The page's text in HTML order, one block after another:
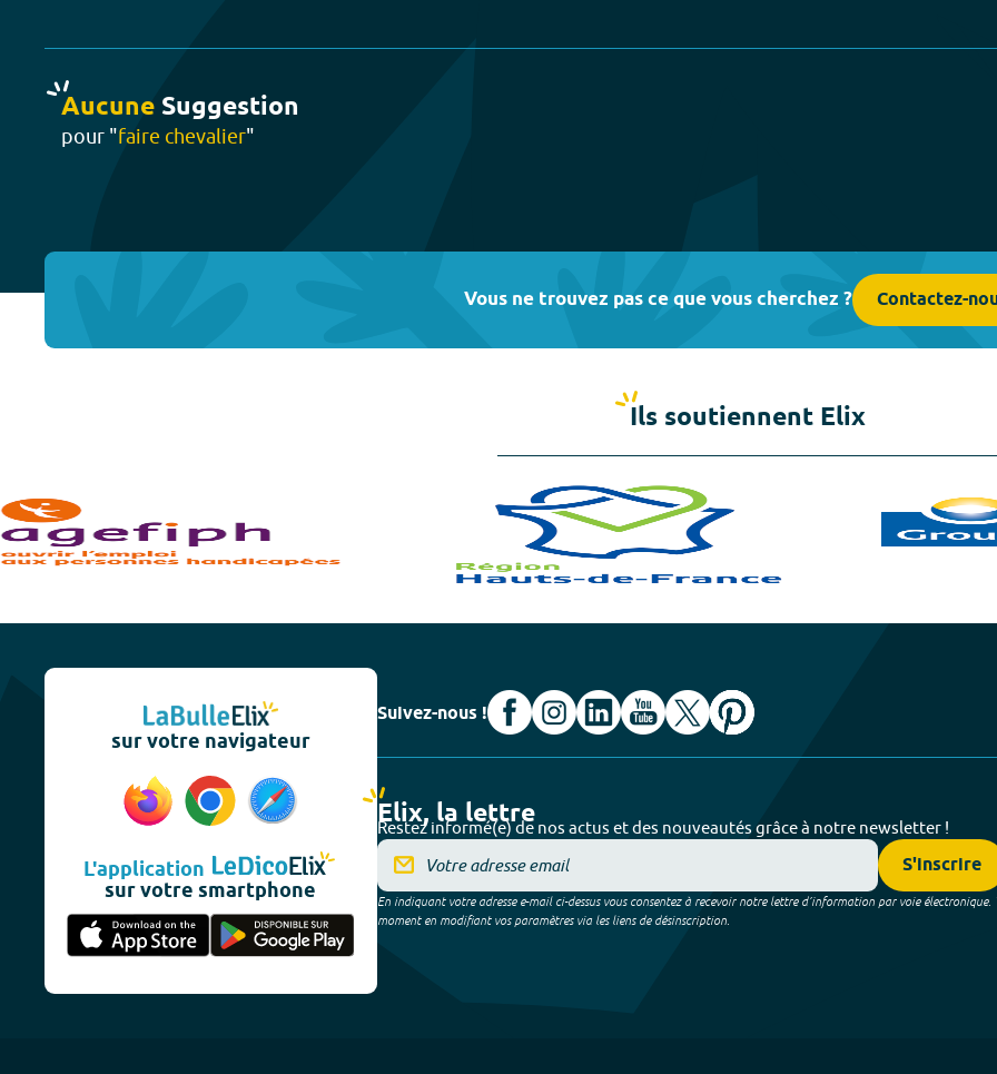
Aucune Suggestion
pour "faire chevalier"
Vous ne trouvez pas ce que vous cherchez ? Contactez-
Ils soutiennent Elix
sur votre navigateur
L'application
sur votre smartphone
Suivez-nous !
Elix, la lettre
Restez informé(e) de nos actus et des nouveautés grâce à notre newsletter !
S'inscrire
En indiquant votre adresse e-mail ci-dessus vous consentez à recevoir notre lettre d’information par voie électronique.
moment en modifiant vos paramètres via les liens de désinscription.